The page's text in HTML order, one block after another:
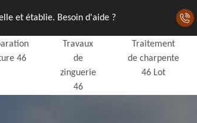
et établie. Besoin d'aide ?
46
Travaux
de
zinguerie
46
Traitement
de charpente
46 Lot